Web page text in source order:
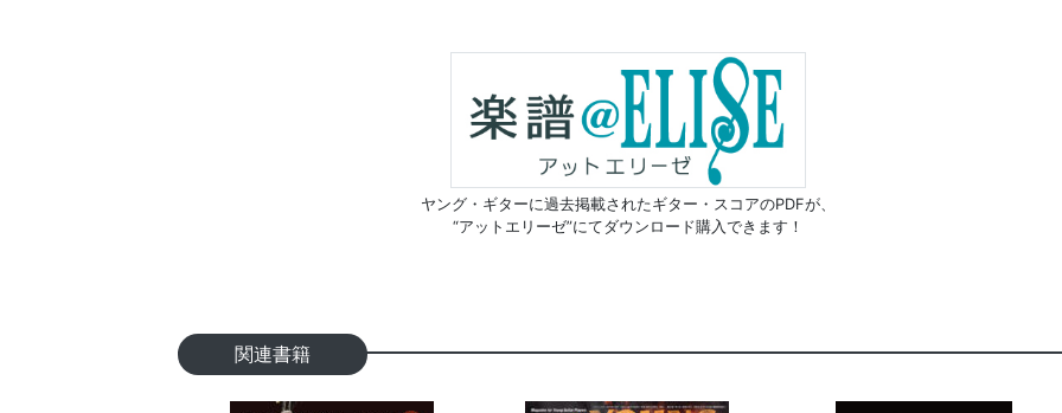
ヤング・ギターに過去掲載されたギター・スコアのPDFが、
“アットエリーゼ”にてダウンロード購入できます！
関連書籍